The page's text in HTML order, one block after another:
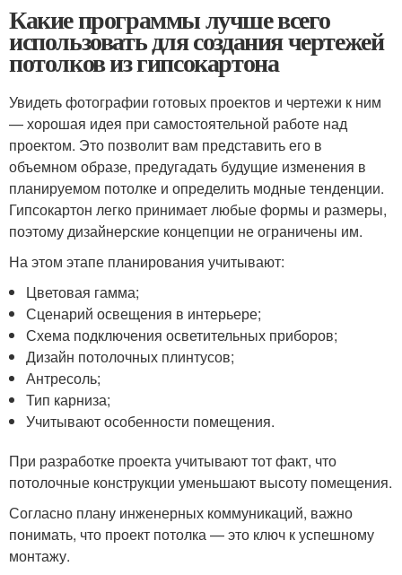
Какие программы лучше всего
использовать для создания чертежей
потолков из гипсокартона
Увидеть фотографии готовых проектов и чертежи к ним
— хорошая идея при самостоятельной работе над
проектом. Это позволит вам представить его в
объемном образе, предугадать будущие изменения в
планируемом потолке и определить модные тенденции.
Гипсокартон легко принимает любые формы и размеры,
поэтому дизайнерские концепции не ограничены им.
На этом этапе планирования учитывают:
Цветовая гамма;
Сценарий освещения в интерьере;
Схема подключения осветительных приборов;
Дизайн потолочных плинтусов;
Антресоль;
Тип карниза;
Учитывают особенности помещения.
При разработке проекта учитывают тот факт, что
потолочные конструкции уменьшают высоту помещения.
Согласно плану инженерных коммуникаций, важно
понимать, что проект потолка — это ключ к успешному
монтажу.